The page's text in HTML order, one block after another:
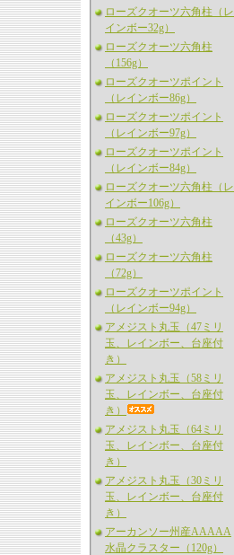
ローズクオーツ六角柱（レ
インボー32g）
ローズクオーツ六角柱
（156g）
ローズクオーツポイント
（レインボー86g）
ローズクオーツポイント
（レインボー97g）
ローズクオーツポイント
（レインボー84g）
ローズクオーツ六角柱（レ
インボー106g）
ローズクオーツ六角柱
（43g）
ローズクオーツ六角柱
（72g）
ローズクオーツポイント
（レインボー94g）
アメジスト丸玉（47ミリ
玉、レインボー、台座付
き）
アメジスト丸玉（58ミリ
玉、レインボー、台座付
き）
アメジスト丸玉（64ミリ
玉、レインボー、台座付
き）
アメジスト丸玉（30ミリ
玉、レインボー、台座付
き）
アーカンソー州産AAAAA
水晶クラスター（120g）